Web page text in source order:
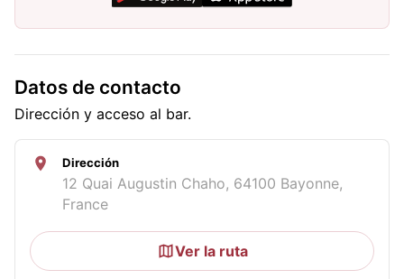
Datos de contacto
Dirección y acceso al bar.
Dirección
12 Quai Augustin Chaho, 64100 Bayonne,
France
Ver la ruta